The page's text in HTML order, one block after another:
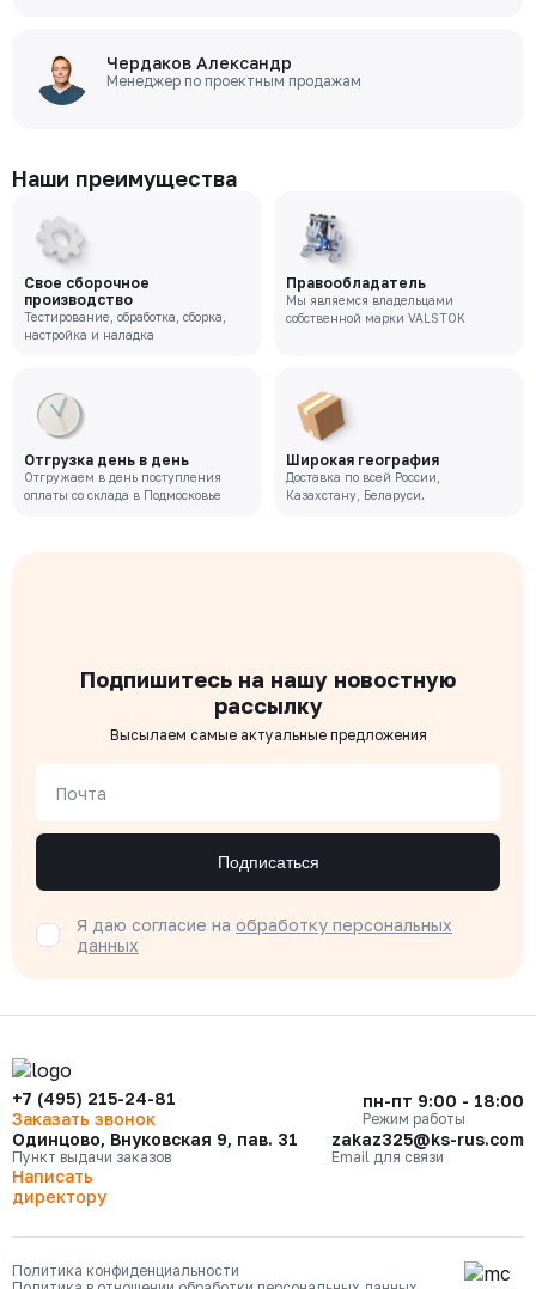
Чердаков Александр
Менеджер по проектным продажам
Наши преимущества
Свое сборочное
производство
Тестирование, обработка, сборка,
настройка и наладка
Правообладатель
Мы являемся владельцами
собственной марки VALSTOK
Отгрузка день в день
Отгружаем в день поступления
оплаты со склада в Подмосковье
Широкая география
Доставка по всей России,
Казахстану, Беларуси.
Подпишитесь на нашу новостную
рассылку
Высылаем самые актуальные предложения
Почта
Подписаться
Я даю согласие на обработку персональных
данных
+7 (495) 215-24-81
Заказать звонок
пн-пт 9:00 - 18:00
Режим работы
Одинцово, Внуковская 9, пав. 31
Пункт выдачи заказов
zakaz325@ks-rus.com
Email для связи
Написать
директору
Политика конфиденциальности